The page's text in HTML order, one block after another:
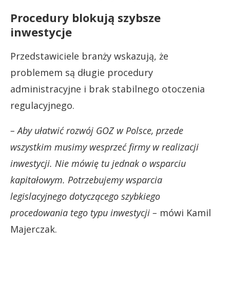
Procedury blokują szybsze
inwestycje
Przedstawiciele branży wskazują, że
problemem są długie procedury
administracyjne i brak stabilnego otoczenia
regulacyjnego.
– Aby ułatwić rozwój GOZ w Polsce, przede
wszystkim musimy wesprzeć firmy w realizacji
inwestycji. Nie mówię tu jednak o wsparciu
kapitałowym. Potrzebujemy wsparcia
legislacyjnego dotyczącego szybkiego
procedowania tego typu inwestycji – mówi Kamil
Majerczak.